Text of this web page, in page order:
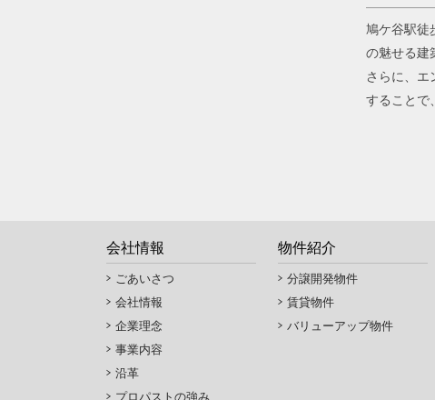
鳩ケ谷駅徒
の魅せる建
さらに、エ
することで
会社情報
ごあいさつ
会社情報
企業理念
事業内容
沿革
プロパストの強み
物件紹介
分譲開発物件
賃貸物件
バリューアップ物件